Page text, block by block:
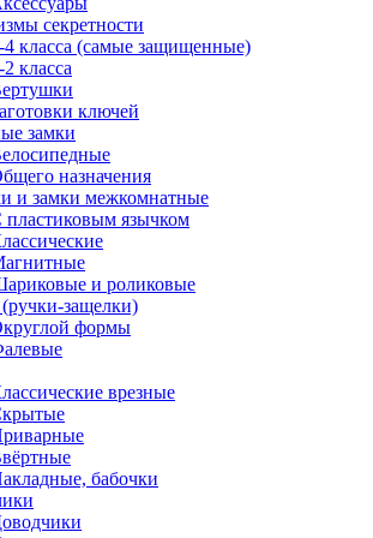
секретности
4 класса (самые защищенные)
2 класса
ключей
замки
назначения
и замки межкомнатные
пластиковым язычком
и роликовые
защелки)
формы
врезные
бабочки